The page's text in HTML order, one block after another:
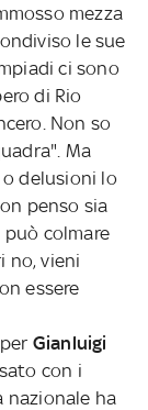
mezza
le sue
ci sono
di Rio
Non so
Ma
delusioni lo
penso sia
può colmare
no, vieni
essere
Gianluigi
con i
nazionale ha